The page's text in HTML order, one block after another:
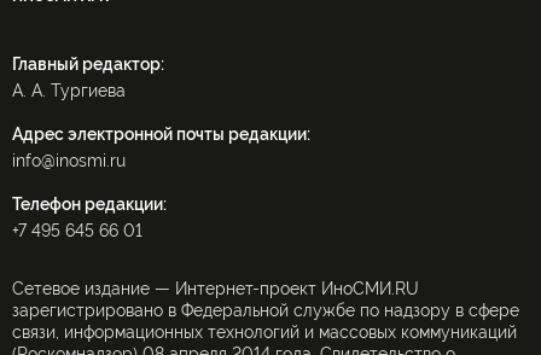
Главный редактор:
А. А. Тургиева
Адрес электронной почты редакции:
info@inosmi.ru
Телефон редакции:
+7 495 645 66 01
Сетевое издание — Интернет-проект ИноСМИ.RU
зарегистрировано в Федеральной службе по надзору в сфере
связи, информационных технологий и массовых коммуникаций